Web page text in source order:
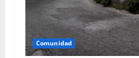
Comunidad